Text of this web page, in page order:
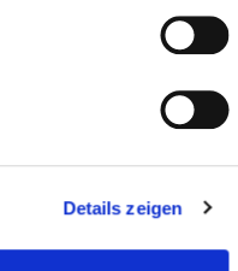
Details zeigen